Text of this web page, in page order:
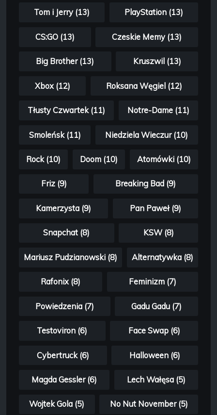
Tom i Jerry (13) PlayStation (13)
CS:GO (13) Czeskie Memy (13)
Big Brother (13) Kruszwil (13)
Xbox (12) Roksana Węgiel (12)
Tłusty Czwartek (11) Notre-Dame (11)
Smoleńsk (11) Niedziela Wieczur (10)
Rock (10) Doom (10) Atomówki (10)
Friz (9) Breaking Bad (9)
Kamerzysta (9) Pan Paweł (9)
Snapchat (8) KSW (8)
Mariusz Pudzianowski (8) Alternatywka (8)
Rafonix (8) Feminizm (7)
Powiedzenia (7) Gadu Gadu (7)
Testoviron (6) Face Swap (6)
Cybertruck (6) Halloween (6)
Magda Gessler (6) Lech Wałęsa (5)
Wojtek Gola (5) No Nut November (5)